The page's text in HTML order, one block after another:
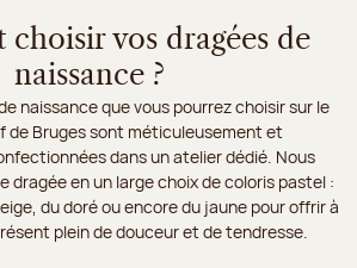
choisir vos dragées de
naissance ?
naissance que vous pourrez choisir sur le
de Bruges sont méticuleusement et
dans un atelier dédié. Nous
dragée en un large choix de coloris pastel :
du doré ou encore du jaune pour offrir à
plein de douceur et de tendresse.